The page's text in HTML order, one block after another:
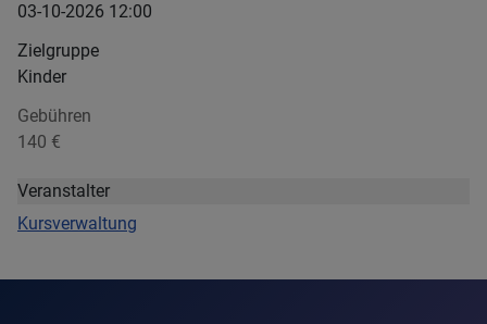
03-10-2026 12:00
Zielgruppe
Kinder
Gebühren
140 €
Veranstalter
Kursverwaltung